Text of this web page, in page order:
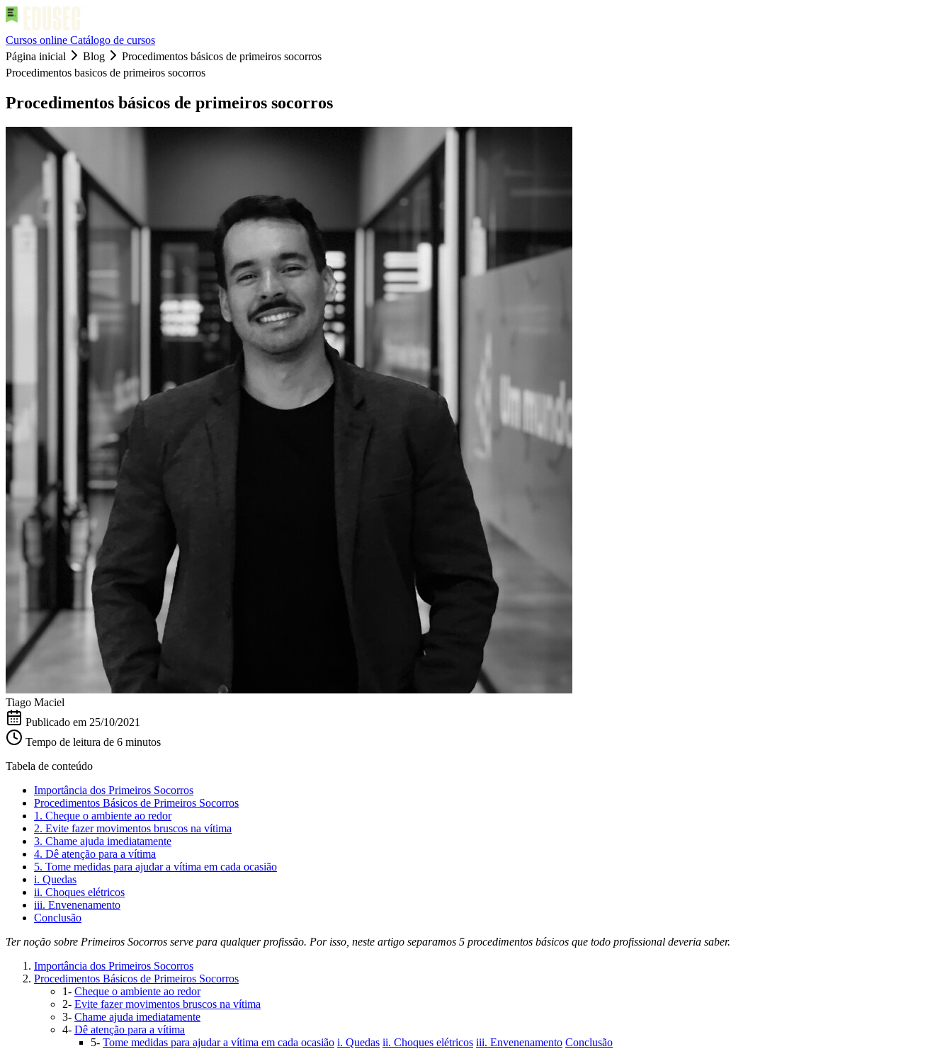
Cursos online Catálogo de cursos
Página inicial
Blog
Procedimentos básicos de primeiros socorros
Procedimentos basicos de primeiros socorros
Procedimentos básicos de primeiros socorros
Tiago Maciel
Publicado em 25/10/2021
Tempo de leitura de 6 minutos
Tabela de conteúdo
Importância dos Primeiros Socorros
Procedimentos Básicos de Primeiros Socorros
1. Cheque o ambiente ao redor
2. Evite fazer movimentos bruscos na vítima
3. Chame ajuda imediatamente
4. Dê atenção para a vítima
5. Tome medidas para ajudar a vítima em cada ocasião
i. Quedas
ii. Choques elétricos
iii. Envenenamento
Conclusão
Ter noção sobre Primeiros Socorros serve para qualquer profissão. Por isso, neste artigo separamos 5 procedimentos básicos que todo profissional deveria saber.
Importância dos Primeiros Socorros
Procedimentos Básicos de Primeiros Socorros
1- Cheque o ambiente ao redor
2- Evite fazer movimentos bruscos na vítima
3- Chame ajuda imediatamente
4- Dê atenção para a vítima
5- Tome medidas para ajudar a vítima em cada ocasião i. Quedas ii. Choques elétricos iii. Envenenamento Conclusão